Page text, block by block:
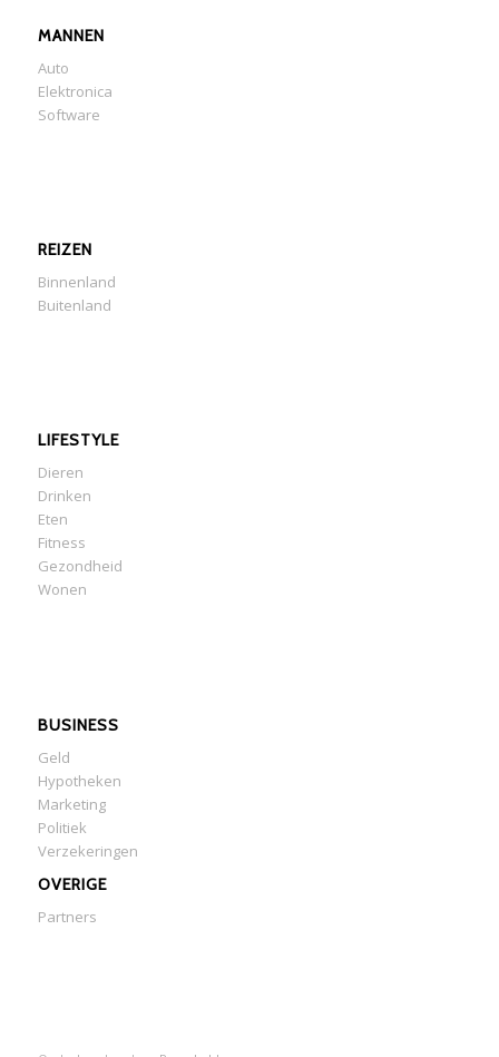
MANNEN
Auto
Elektronica
Software
REIZEN
Binnenland
Buitenland
LIFESTYLE
Dieren
Drinken
Eten
Fitness
Gezondheid
Wonen
BUSINESS
Geld
Hypotheken
Marketing
Politiek
Verzekeringen
OVERIGE
Partners